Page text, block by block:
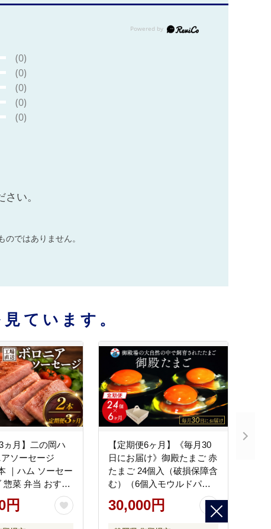
(0)
(0)
(0)
(0)
(0)
い。
ではありません。
ています。
ヵ月】二の岡ハ
ソーセージ
｜ハム ソーセー
惣菜 弁当 おすす
レンジ
円
【定期便6ヶ月】《毎月30
日にお届け》御殿たまご 赤
たまご 24個入（破損保障含
む）（6個入モウルドパッ
ク×4P入） ◇ ｜ 卵 タマゴ
玉子 たまごかけご飯 生卵
鶏卵 卵焼き 国産 御殿場産
30,000円